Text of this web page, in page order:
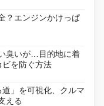
？エンジンかけっぱ
臭いが…目的地に着
ビを防ぐ方法
」を可視化、クルマ
える